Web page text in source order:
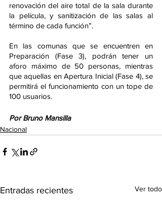
renovación del aire total de la sala durante
la película, y sanitización de las salas al
término de cada función”.
En las comunas que se encuentren en
Preparación (Fase 3), podrán tener un
aforo máximo de 50 personas, mientras
que aquellas en Apertura Inicial (Fase 4), se
permitirá el funcionamiento con un tope de
100 usuarios.
Por Bruno Mansilla
Nacional
Entradas recientes Ver todo